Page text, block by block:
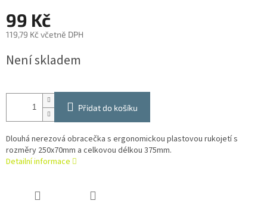
99 Kč
119,79 Kč včetně DPH
cena:
Není skladem
Přidat do košíku
Dlouhá nerezová obracečka s ergonomickou plastovou rukojetí s
rozměry 250x70mm a celkovou délkou 375mm.
Detailní informace